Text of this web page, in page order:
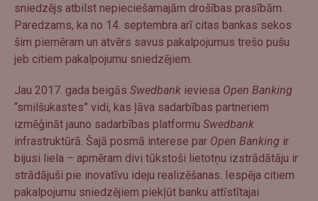
sniedzējs atbilst nepieciešamajām drošības prasībām.
Paredzams, ka no 14. septembra arī citas bankas sekos
šim piemēram un atvērs savus pakalpojumus trešo pušu
jeb citiem pakalpojumu sniedzējiem.
Jau 2017. gada beigās Swedbank ieviesa Open Banking
“smilšukastes” vidi, kas ļāva sadarbības partneriem
izmēģināt jauno sadarbības platformu Swedbank
infrastruktūrā. Šajā posmā interese par Open Banking ir
bijusi liela – apmēram divi tūkstoši lietotņu izstrādātāju ir
strādājuši pie inovatīvu ideju realizēšanas. Iespēja citiem
pakalpojumu sniedzējiem piekļūt banku attīstītajai